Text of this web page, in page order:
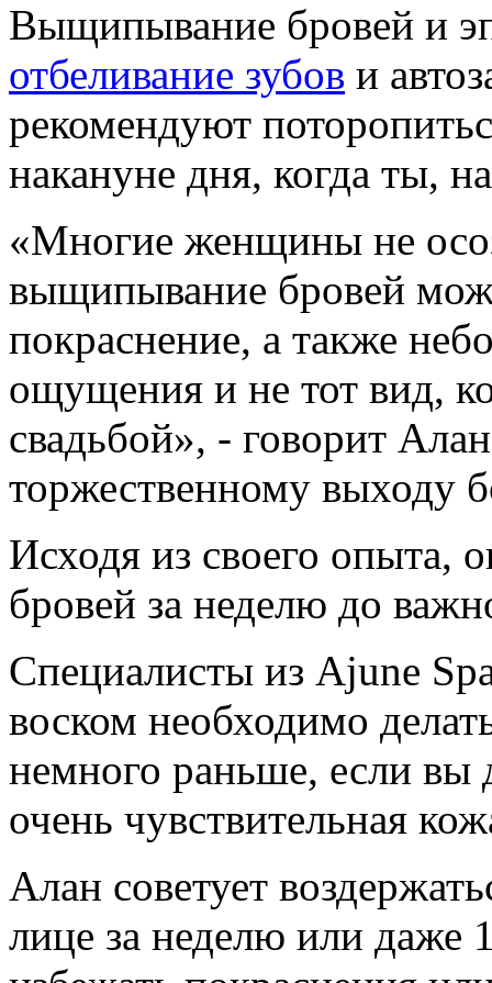
Выщипывание бровей и
отбеливание зубов и
рекомендуют
накануне дня, когда ты,
«Многие женщины не
выщипывание бровей
покраснение, а также
ощущения и не тот вид,
свадьбой», - говорит
торжественному выходу
Исходя из своего опыта,
бровей за неделю до
Специалисты из Ajune
воском необходимо
немного раньше, если вы
очень чувствительная
Алан советует
лице за неделю или даже